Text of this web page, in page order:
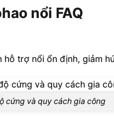
nổi FAQ
trợ nổi ổn định, giảm
cứng và quy cách gia công